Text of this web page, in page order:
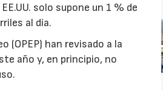
solo supone un 1 % de
al día.
(OPEP) han revisado a la
año y, en principio, no